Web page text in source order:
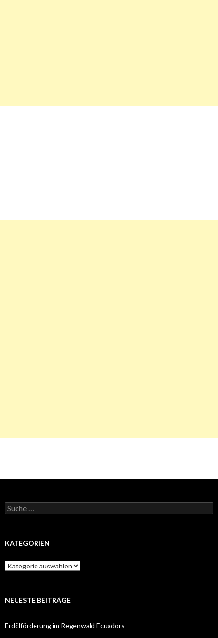
Suche
nach:
KATEGORIEN
Kategorien
NEUESTE BEITRÄGE
Erdölförderung im Regenwald Ecuadors